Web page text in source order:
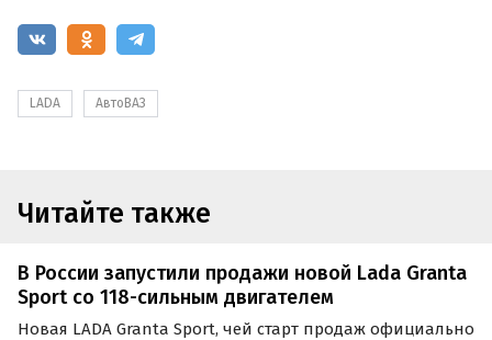
LADA АвтоВАЗ
Читайте также
В России запустили продажи новой Lada Granta
Sport со 118-сильным двигателем
Новая LADA Granta Sport, чей старт продаж официально